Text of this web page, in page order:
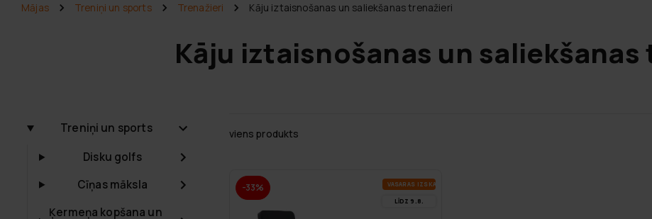
Mājas Treniņi un sports Trenažieri Kāju iztaisnošanas un saliekšanas trenažieri
Kāju iztaisnošanas un
Treniņi un sports
Disku golfs
Cīņas māksla
Ķermeņa kopšana un
viens produkts
-33% VA­SA­RAS IZ­SKA­ŅA
LĪDZ 9.8.